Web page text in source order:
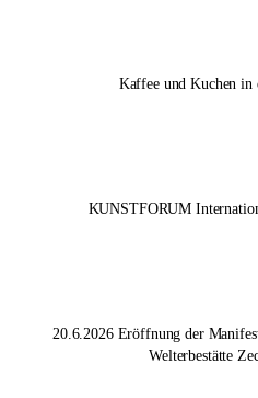
Kaffee und Kuchen in
KUNSTFORUM
20.6.2026 Eröffnung der
Welterbestätte